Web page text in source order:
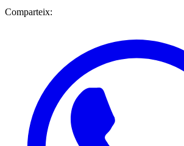
Comparteix: